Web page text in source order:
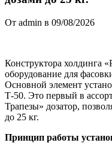
От admin в 09/08/2026
Конструктора холдинга
оборудование для
Основной элемент
Т-50. Это первый в
Трапезы» дозатор,
до 25 кг.
Принцип работы